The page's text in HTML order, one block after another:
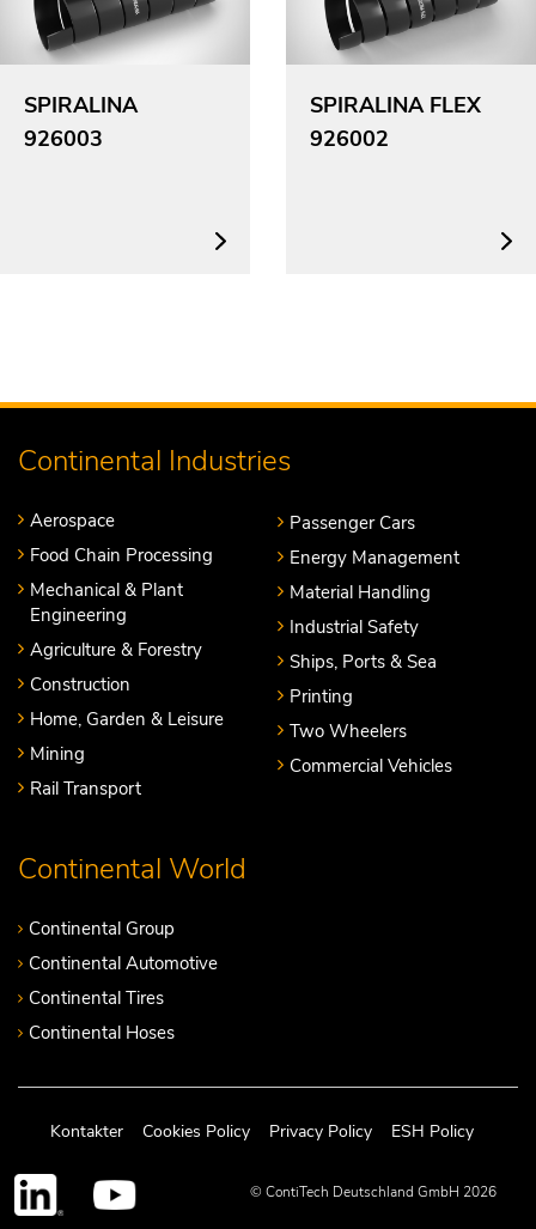
SPIRALINA
926003
SPIRALINA FLEX
926002
Continental Industries
Aerospace
Food Chain Processing
Mechanical & Plant
Engineering
Agriculture & Forestry
Construction
Home, Garden & Leisure
Mining
Rail Transport
Passenger Cars
Energy Management
Material Handling
Industrial Safety
Ships, Ports & Sea
Printing
Two Wheelers
Commercial Vehicles
Continental World
Continental Group
Continental Automotive
Continental Tires
Continental Hoses
Kontakter Cookies Policy Privacy Policy ESH Policy
© ContiTech Deutschland GmbH 2026